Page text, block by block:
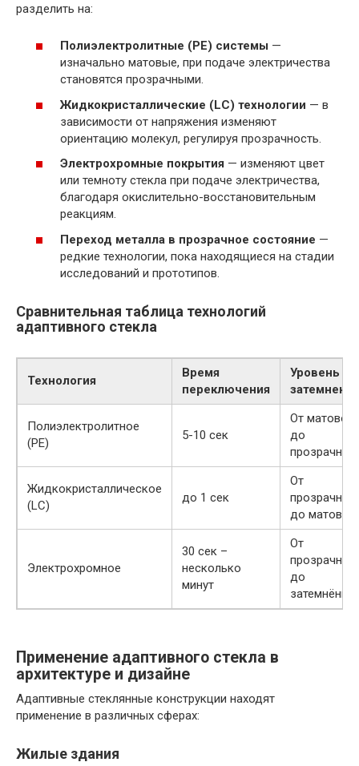
разделить на:
Полиэлектролитные (PE) системы —
изначально матовые, при подаче электричества
становятся прозрачными.
Жидкокристаллические (LC) технологии — в
зависимости от напряжения изменяют
ориентацию молекул, регулируя прозрачность.
Электрохромные покрытия — изменяют цвет
или темноту стекла при подаче электричества,
благодаря окислительно-восстановительным
реакциям.
Переход металла в прозрачное состояние —
редкие технологии, пока находящиеся на стадии
исследований и прототипов.
Сравнительная таблица технологий
адаптивного стекла
Технология
Время
переключения
Уровень
затемнения
Полиэлектролитное
(PE)
5-10 сек
От матового
до
Жидкокристаллическое
(LC)
до 1 сек
От
до
Электрохромное
30 сек –
несколько
минут
От
до
Применение адаптивного стекла в
архитектуре и дизайне
Адаптивные стеклянные конструкции находят
применение в различных сферах:
Жилые здания